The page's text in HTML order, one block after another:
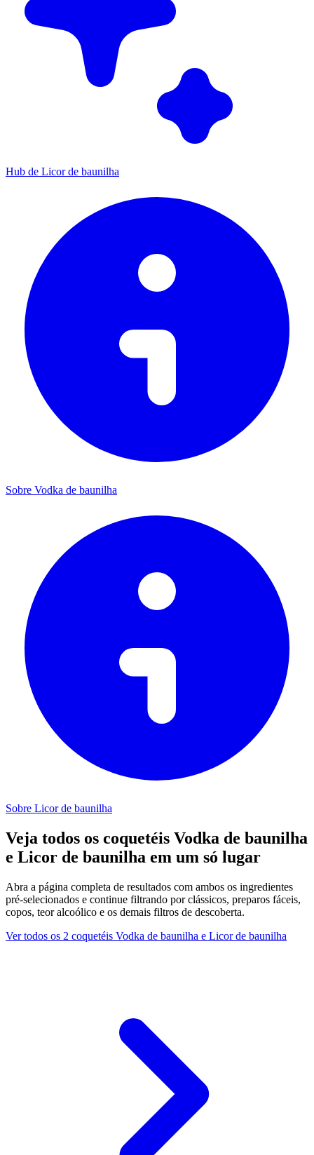
Hub de Licor de baunilha
Sobre Vodka de baunilha
Sobre Licor de baunilha
Veja todos os coquetéis Vodka de baunilha
e Licor de baunilha em um só lugar
Abra a página completa de resultados com ambos os ingredientes
pré-selecionados e continue filtrando por clássicos, preparos fáceis,
copos, teor alcoólico e os demais filtros de descoberta.
Ver todos os 2 coquetéis Vodka de baunilha e Licor de baunilha